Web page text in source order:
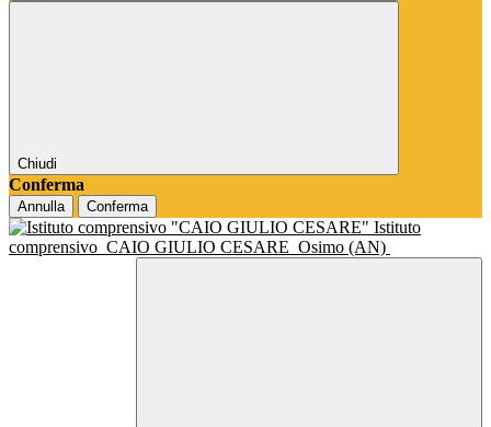
Chiudi
Conferma
Annulla Conferma
Istituto
comprensivo CAIO GIULIO CESARE Osimo (AN)